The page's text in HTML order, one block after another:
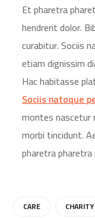
Et pharetra
hendrerit dolor.
curabitur. Sociis
etiam dignissim
Hac habitasse
Sociis natoque
montes nascetur
morbi tincidunt.
pharetra
CARE CHARITY